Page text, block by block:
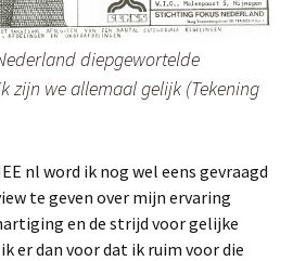
diepgewortelde
zijn we allemaal gelijk (Tekening
nl word ik nog wel eens gevraagd
te geven over mijn ervaring
en de strijd voor gelijke
er dan voor dat ik ruim voor die